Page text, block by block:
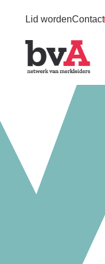
Lid wordenContact